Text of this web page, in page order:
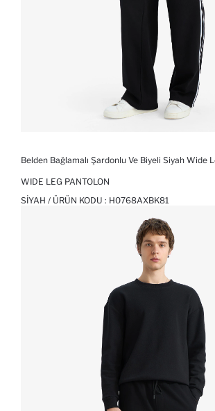
Belden Bağlamalı Şardonlu Ve Biyeli Siyah Wide
WIDE LEG PANTOLON
SIYAH / ÜRÜN KODU : H0768AXBK81